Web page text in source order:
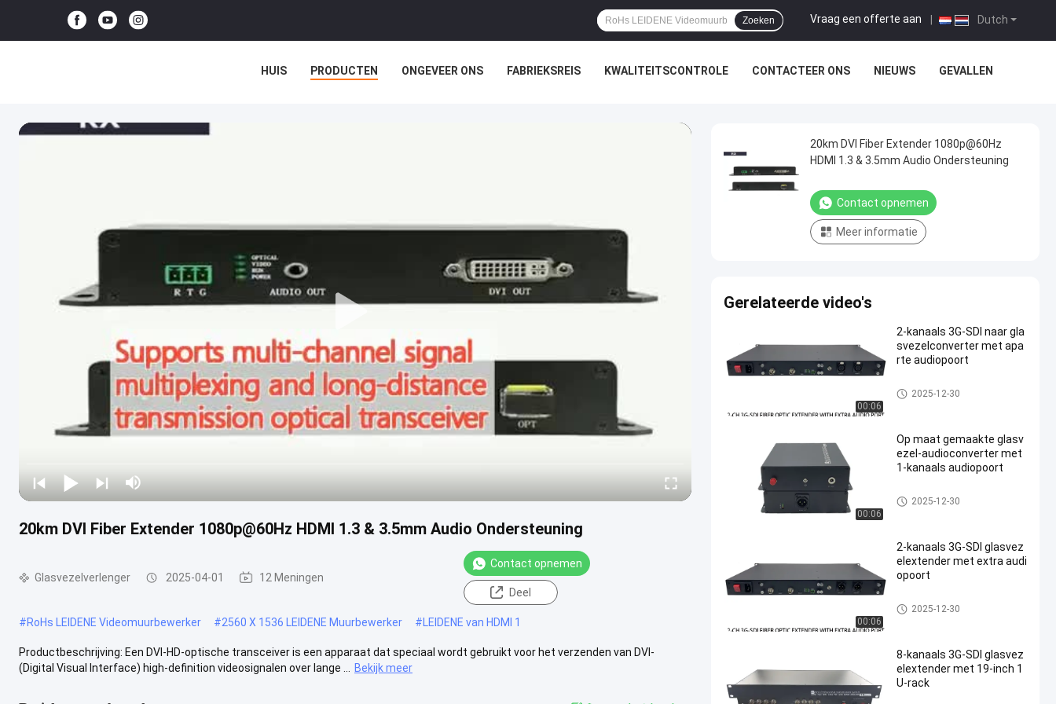
Dutch
Vraag een offerte aan
Zoeken
HUIS PRODUCTEN ONGEVEER ONS FABRIEKSREIS KWALITEITSCONTROLE CONTACTEER ONS NIEUWS GEVALLEN
20km DVI Fiber Extender 1080p@60Hz HDMI 1.3 & 3.5mm Audio Ondersteuning
Glasvezelverlenger 2025-04-01 12 Meningen
Contact opnemen
Deel
#RoHs LEIDENE Videomuurbewerker #2560 X 1536 LEIDENE Muurbewerker #LEIDENE van HDMI 1
Productbeschrijving: Een DVI-HD-optische transceiver is een apparaat dat speciaal wordt gebruikt voor het verzenden van DVI-
(Digital Visual Interface) high-definition videosignalen over lange ...
Bekijk meer
20km DVI Fiber Extender 1080p@60Hz
HDMI 1.3 & 3.5mm Audio Ondersteuning
Contact opnemen
Meer informatie
Gerelateerde video's
00:06
2-kanaals 3G-SDI naar gla
svezelconverter met apa
rte audiopoort
Glasvezelverlenger
2025-12-30
00:06
Op maat gemaakte glasv
ezel-audioconverter met
1-kanaals audiopoort
Glasvezelverlenger
2025-12-30
00:06
2-kanaals 3G-SDI glasvez
elextender met extra audi
opoort
Glasvezelverlenger
2025-12-30
8-kanaals 3G-SDI glasvez
elextender met 19-inch 1
U-rack